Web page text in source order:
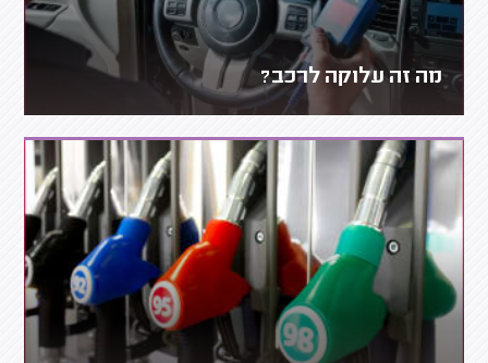
מה זה עלוקה לרכב?